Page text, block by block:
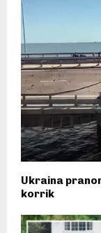
Ukraina
korrik